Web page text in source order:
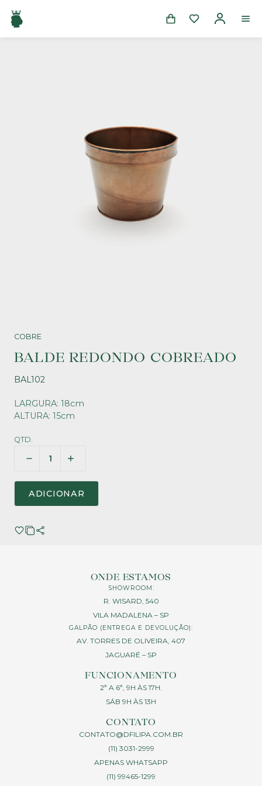
COBRE
BALDE REDONDO COBREADO
BAL102
LARGURA: 18cm
ALTURA: 15cm
QTD.
ADICIONAR
ONDE ESTAMOS
SHOWROOM:
R. WISARD, 540
VILA MADALENA – SP
GALPÃO (ENTREGA E DEVOLUÇÃO):
AV. TORRES DE OLIVEIRA, 407
JAGUARÉ – SP
FUNCIONAMENTO
2ª A 6ª, 9H ÀS 17H.
SÁB 9H ÀS 13H
CONTATO
CONTATO@DFILIPA.COM.BR
(11) 3031-2999
APENAS WHATSAPP
(11) 99465-1299